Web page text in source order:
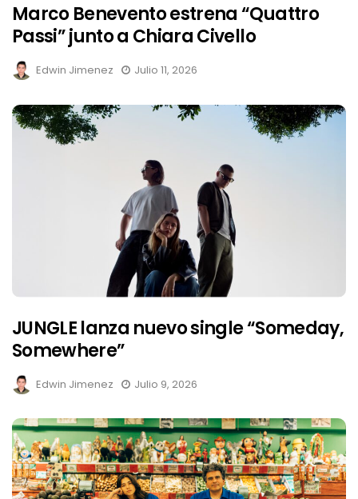
Marco Benevento estrena “Quattro
Passi” junto a Chiara Civello
Edwin Jimenez Julio 11, 2026
JUNGLE lanza nuevo single “Someday,
Somewhere”
Edwin Jimenez Julio 9, 2026